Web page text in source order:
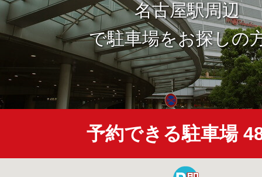
名古屋駅周辺
で駐車場をお探しの
予約できる駐車場